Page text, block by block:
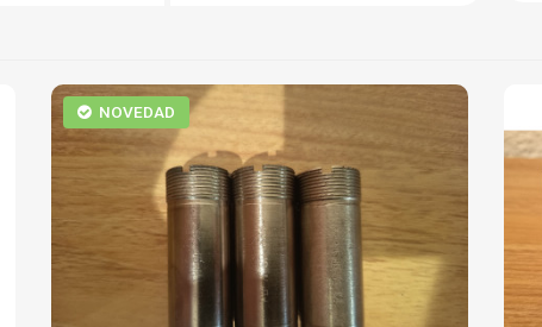
NOVEDAD